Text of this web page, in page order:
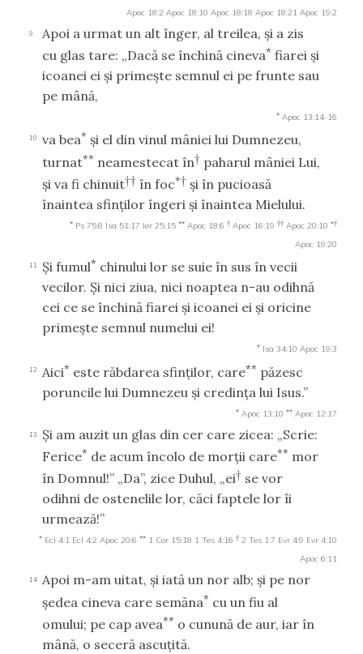
Apoc 18:2 Apoc 18:10 Apoc 18:18 Apoc 18:21 Apoc 19:2
9
Apoi a urmat un alt înger, al treilea, şi a zis
cu glas tare: „Dacă se închină cineva* fiarei şi
icoanei ei şi primeşte semnul ei pe frunte sau
pe mână,
* Apoc 13:14-16
10 va bea* şi el din vinul mâniei lui Dumnezeu,
turnat** neamestecat în† paharul mâniei Lui,
şi va fi chinuit†† în foc*† şi în pucioasă
înaintea sfinţilor îngeri şi înaintea Mielului.
* Ps 75:8 Isa 51:17 Ier 25:15 ** Apoc 18:6 † Apoc 16:19 †† Apoc 20:10 *†
Apoc 19:20
11 Şi fumul* chinului lor se suie în sus în vecii
vecilor. Şi nici ziua, nici noaptea n-au odihnă
cei ce se închină fiarei şi icoanei ei şi oricine
primeşte semnul numelui ei!
* Isa 34:10 Apoc 19:3
12 Aici* este răbdarea sfinţilor, care** păzesc
poruncile lui Dumnezeu şi credinţa lui Isus.”
* Apoc 13:10 ** Apoc 12:17
13
Şi am auzit un glas din cer care zicea: „Scrie:
Ferice* de acum încolo de morţii care** mor
în Domnul!” „Da”, zice Duhul, „ei† se vor
odihni de ostenelile lor, căci faptele lor îi
urmează!”
* Ecl 4:1 Ecl 4:2 Apoc 20:6 ** 1 Cor 15:18 1 Tes 4:16 † 2 Tes 1:7 Evr 4:9 Evr 4:10
Apoc 6:11
14 Apoi m-am uitat, şi iată un nor alb; şi pe nor
şedea cineva care semăna* cu un fiu al
omului; pe cap avea** o cunună de aur, iar în
mână, o seceră ascuţită.